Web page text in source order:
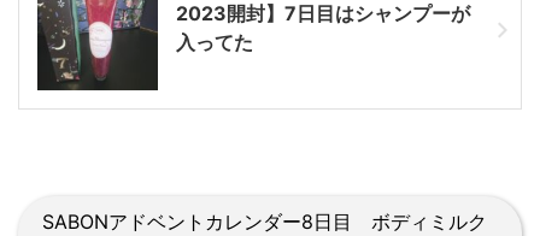
2023開封】7日目はシャンプーが
入ってた
SABONアドベントカレンダー8日目 ボディミルク